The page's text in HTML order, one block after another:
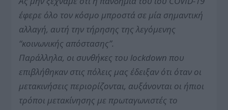
έφερε όλο τον κόσμο μπροστά σε μία σημαντική
αλλαγή, αυτή την τήρησης της λεγόμενης
“κοινωνικής απόστασης”.
Παράλληλα, οι συνθήκες του lockdown που
επιβλήθηκαν στις πόλεις μας έδειξαν ότι όταν οι
μετακινήσεις περιορίζονται, αυξάνονται οι ήπιοι
τρόποι μετακίνησης με πρωταγωνιστές το